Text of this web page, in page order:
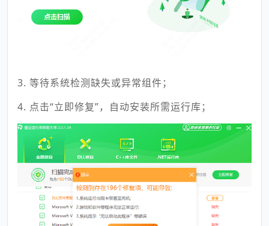
3. 等待系统检测缺失或异常组件；
4. 点击“立即修复”，自动安装所需运行库；